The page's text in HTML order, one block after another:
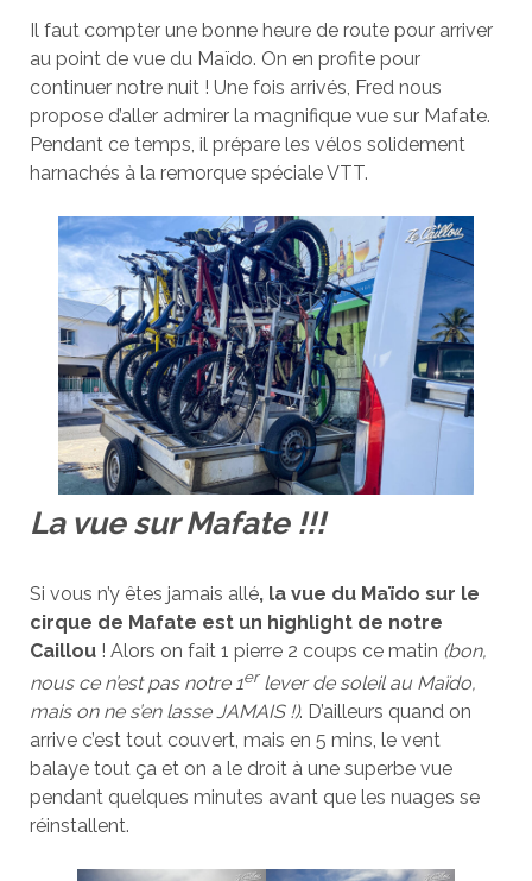
Il faut compter une bonne heure de route pour arriver
au point de vue du Maïdo. On en profite pour
continuer notre nuit ! Une fois arrivés, Fred nous
propose d’aller admirer la magnifique vue sur Mafate.
Pendant ce temps, il prépare les vélos solidement
harnachés à la remorque spéciale VTT.
La vue sur Mafate !!!
Si vous n’y êtes jamais allé, la vue du Maïdo sur le
cirque de Mafate est un highlight de notre
Caillou! Alors on fait 1 pierre 2 coups ce matin (bon,
nous ce n’est pas notre 1erlever de soleil au Maïdo,
mais on ne s’en lasse JAMAIS !). D’ailleurs quand on
arrive c’est tout couvert, mais en 5 mins, le vent
balaye tout ça et on a le droit à une superbe vue
pendant quelques minutes avant que les nuages se
réinstallent.